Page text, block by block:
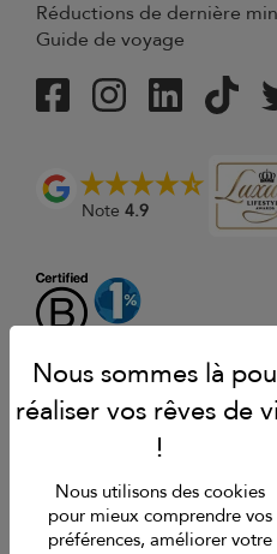
Réductions de dernière
Guide de voyage
Note 4.9
USD $ fr Français
Copyright © 2026 St Barts
Nous utilisons des cookies
pour mieux comprendre vos
préférences, améliorer votre